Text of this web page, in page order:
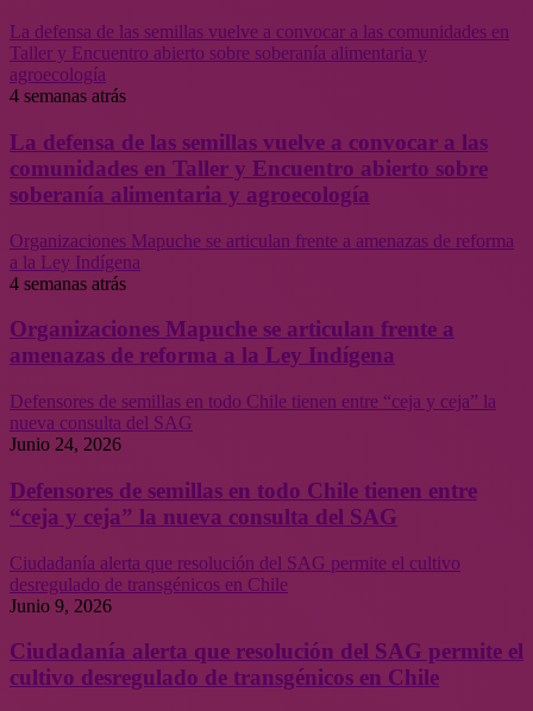
La defensa de las semillas vuelve a convocar a las comunidades en
Taller y Encuentro abierto sobre soberanía alimentaria y
agroecología
4 semanas atrás
La defensa de las semillas vuelve a convocar a las
comunidades en Taller y Encuentro abierto sobre
soberanía alimentaria y agroecología
Organizaciones Mapuche se articulan frente a amenazas de reforma
a la Ley Indígena
4 semanas atrás
Organizaciones Mapuche se articulan frente a
amenazas de reforma a la Ley Indígena
Defensores de semillas en todo Chile tienen entre “ceja y ceja” la
nueva consulta del SAG
Junio 24, 2026
Defensores de semillas en todo Chile tienen entre
“ceja y ceja” la nueva consulta del SAG
Ciudadanía alerta que resolución del SAG permite el cultivo
desregulado de transgénicos en Chile
Junio 9, 2026
Ciudadanía alerta que resolución del SAG permite el
cultivo desregulado de transgénicos en Chile